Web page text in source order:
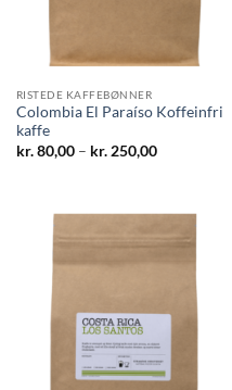
RISTEDE KAFFEBØNNER
Colombia El Paraíso Koffeinfri
kaffe
kr.80,00 – kr.250,00Prisinterval: